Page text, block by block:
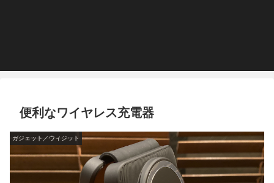
便利なワイヤレス充電器
ガジェット／ウィジット